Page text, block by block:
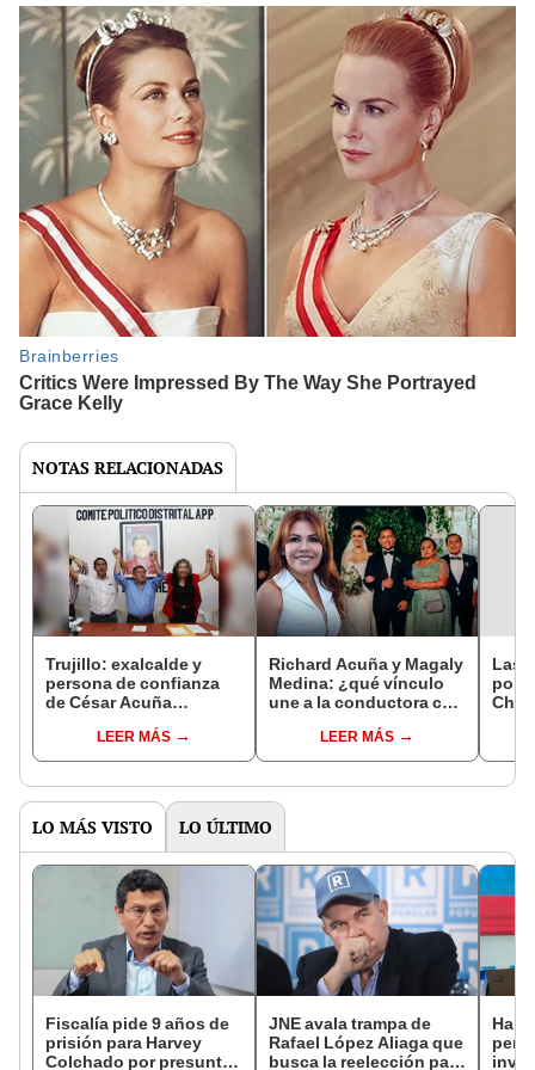
NOTAS RELACIONADAS
Trujillo: exalcalde y
persona de confianza
de César Acuña
LEER MÁS
Richard Acuña y Magaly
Medina: ¿qué vínculo
une a la conductora con
Horna?LEER MÁS
Las
LO MÁS VISTO LO ÚLTIMO
Fiscalía pide 9 años de
prisión para Harvey
Colchado por presunta
JNE avala trampa de
Rafael López Aliaga que
busca la reelección para